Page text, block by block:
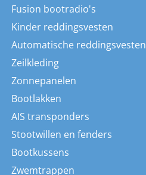
Fusion bootradio's
Kinder reddingsvesten
Automatische reddingsvesten
Zeilkleding
Zonnepanelen
Bootlakken
AIS transponders
Stootwillen en fenders
Bootkussens
Zwemtrappen